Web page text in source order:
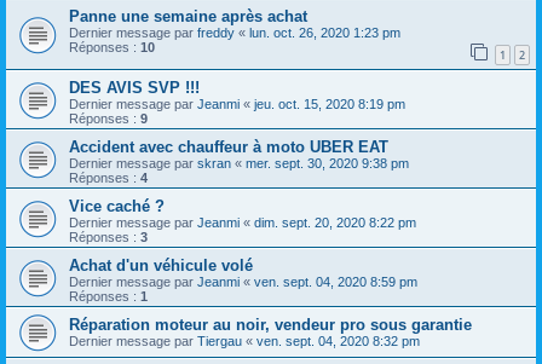
Panne une semaine après achat
Dernier message par freddy « lun. oct. 26, 2020 1:23 pm
Réponses : 10 1 2
DES AVIS SVP !!!
Dernier message par Jeanmi « jeu. oct. 15, 2020 8:19 pm
Réponses : 9
Accident avec chauffeur à moto UBER EAT
Dernier message par skran « mer. sept. 30, 2020 9:38 pm
Réponses : 4
Vice caché ?
Dernier message par Jeanmi « dim. sept. 20, 2020 8:22 pm
Réponses : 3
Achat d'un véhicule volé
Dernier message par Jeanmi « ven. sept. 04, 2020 8:59 pm
Réponses : 1
Réparation moteur au noir, vendeur pro sous garantie
Dernier message par Tiergau « ven. sept. 04, 2020 8:32 pm